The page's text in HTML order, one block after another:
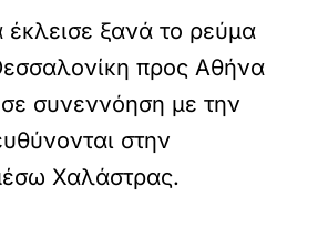
ξανά το ρεύμα
προς Αθήνα
σε συνεννόηση με την
στην
Χαλάστρας.